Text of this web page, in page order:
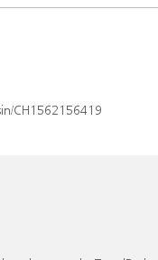
CH1562156419